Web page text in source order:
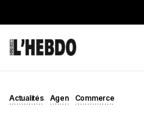
Actualités Agen Commerce